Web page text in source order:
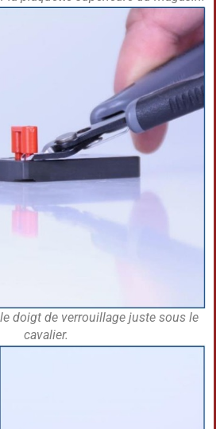
doigt de verrouillage juste sous le
cavalier.